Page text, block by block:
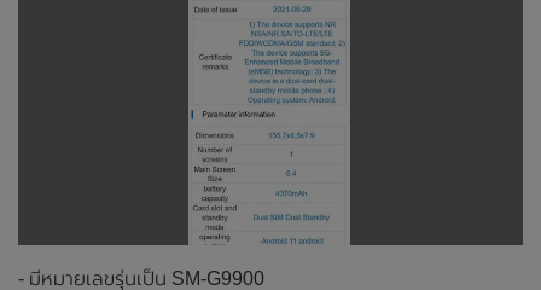
- มีหมายเลขรุ่นเป็น SM-G9900